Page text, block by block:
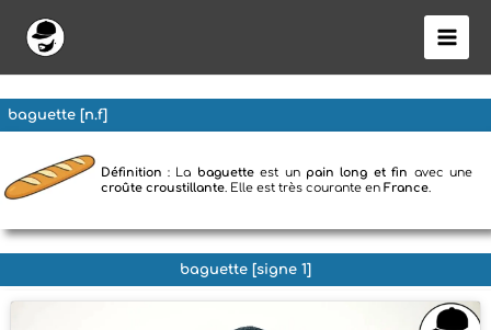
contenu
baguette [n.f]
Définition : La baguetteest un pain long et fin avec une
croûte croustillante. Elle est très courante en France.
baguette [signe 1]